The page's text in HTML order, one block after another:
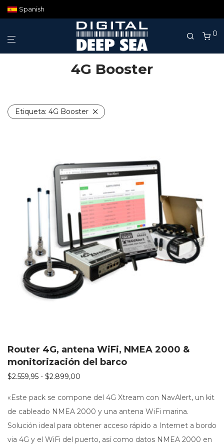
Spanish
0
4G Booster
Etiqueta: 4G Booster
Router 4G, antena WiFi, NMEA 2000 &
monitorización del barco
$2.559,95 - $2.899,00
«Este pack se compone del 4G Xtream con NavAlert, un kit
de cableado NMEA 2000 y una antena WiFi marina.
Solución ideal para obtener acceso rápido a Internet a bordo
via 4G y el WiFi del puerto, así como datos NMEA 2000 en